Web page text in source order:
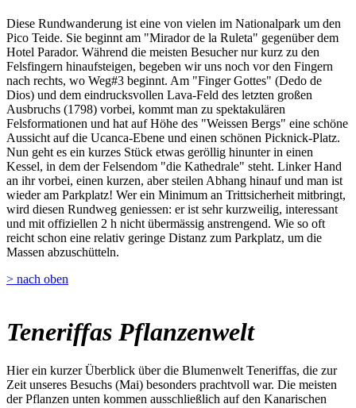
Diese Rundwanderung ist eine von vielen im Nationalpark um den
Pico Teide. Sie beginnt am "Mirador de la Ruleta" gegenüber dem
Hotel Parador. Während die meisten Besucher nur kurz zu den
Felsfingern hinaufsteigen, begeben wir uns noch vor den Fingern
nach rechts, wo Weg#3 beginnt. Am "Finger Gottes" (Dedo de
Dios) und dem eindrucksvollen Lava-Feld des letzten großen
Ausbruchs (1798) vorbei, kommt man zu spektakulären
Felsformationen und hat auf Höhe des "Weissen Bergs" eine schöne
Aussicht auf die Ucanca-Ebene und einen schönen Picknick-Platz.
Nun geht es ein kurzes Stück etwas geröllig hinunter in einen
Kessel, in dem der Felsendom "die Kathedrale" steht. Linker Hand
an ihr vorbei, einen kurzen, aber steilen Abhang hinauf und man ist
wieder am Parkplatz! Wer ein Minimum an Trittsicherheit mitbringt,
wird diesen Rundweg geniessen: er ist sehr kurzweilig, interessant
und mit offiziellen 2 h nicht übermässig anstrengend. Wie so oft
reicht schon eine relativ geringe Distanz zum Parkplatz, um die
Massen abzuschütteln.
> nach oben
Teneriffas Pflanzenwelt
Hier ein kurzer Überblick über die Blumenwelt Teneriffas, die zur
Zeit unseres Besuchs (Mai) besonders prachtvoll war. Die meisten
der Pflanzen unten kommen ausschließlich auf den Kanarischen